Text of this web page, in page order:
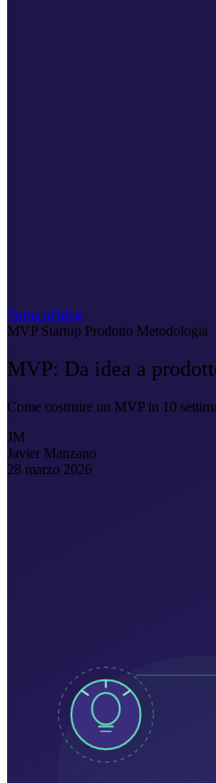
Torna al blog
MVP Startup Prodotto Metodologia
MVP: Da idea a
Come costruire un MVP in 10
JM
Javier Manzano
28 marzo 2026